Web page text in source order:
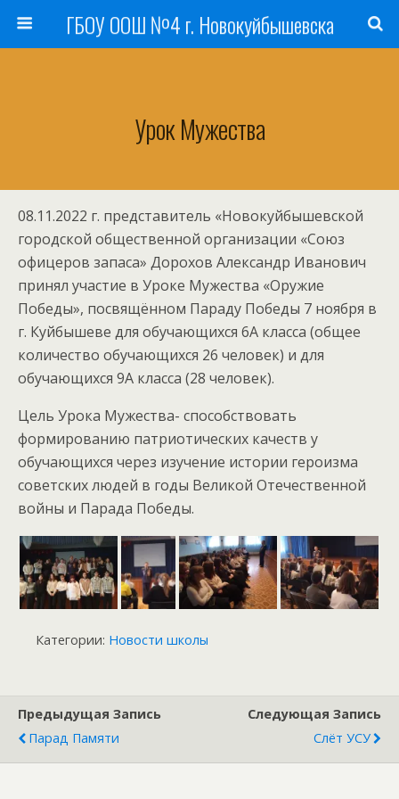
ГБОУ ООШ №4 г. Новокуйбышевска
Урок Мужества
08.11.2022 г. представитель «Новокуйбышевской
городской общественной организации «Союз
офицеров запаса» Дорохов Александр Иванович
принял участие в Уроке Мужества «Оружие
Победы», посвящённом Параду Победы 7 ноября в
г. Куйбышеве для обучающихся 6А класса (общее
количество обучающихся 26 человек) и для
обучающихся 9А класса (28 человек).
Цель Урока Мужества- способствовать
формированию патриотических качеств у
обучающихся через изучение истории героизма
советских людей в годы Великой Отечественной
войны и Парада Победы.
Категории: Новости школы
Предыдущая Запись
Парад Памяти
Следующая Запись
Слёт УСУ